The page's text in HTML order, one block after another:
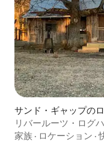
サンド・ギャップの
リバールーツ・ログ
家族 · ロケーション ·